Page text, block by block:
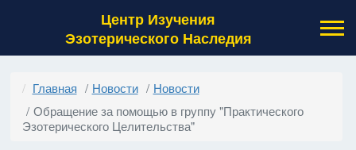
Центр Изучения
Эзотерического Наследия
Главная Новости
Новости
Обращение за помощью в группу "Практического
Эзотерического Целительства"